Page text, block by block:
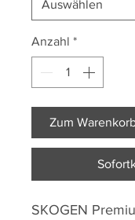
Anzahl *
Zum
SKOGEN